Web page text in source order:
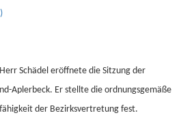
Schädel eröffnete die Sitzung der
Aplerbeck. Er stellte die ordnungsgemäße
der Bezirksvertretung fest.